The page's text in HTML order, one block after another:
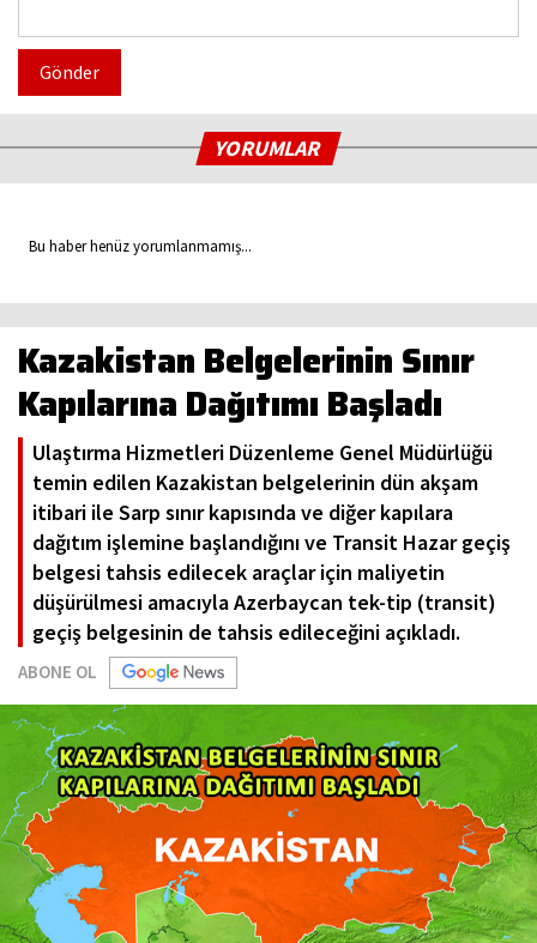
Gönder
YORUMLAR
Bu haber henüz yorumlanmamış...
Kazakistan Belgelerinin Sınır
Kapılarına Dağıtımı Başladı
Ulaştırma Hizmetleri Düzenleme Genel Müdürlüğü
temin edilen Kazakistan belgelerinin dün akşam
itibari ile Sarp sınır kapısında ve diğer kapılara
dağıtım işlemine başlandığını ve Transit Hazar geçiş
belgesi tahsis edilecek araçlar için maliyetin
düşürülmesi amacıyla Azerbaycan tek-tip (transit)
geçiş belgesinin de tahsis edileceğini açıkladı.
ABONE OL